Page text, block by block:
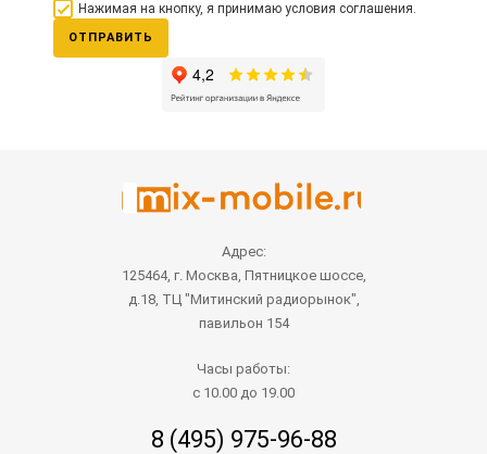
Нажимая на кнопку, я принимаю условия соглашения.
ОТПРАВИТЬ
Адрес:
125464, г. Москва, Пятницкое шоссе,
д.18, ТЦ "Митинский радиорынок",
павильон 154
Часы работы:
с 10.00 до 19.00
8 (495) 975-96-88